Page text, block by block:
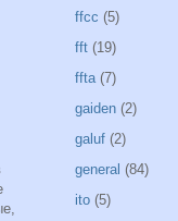
ffcc (5)
fft (19)
ffta (7)
gaiden (2)
galuf (2)
general (84)
ito (5)